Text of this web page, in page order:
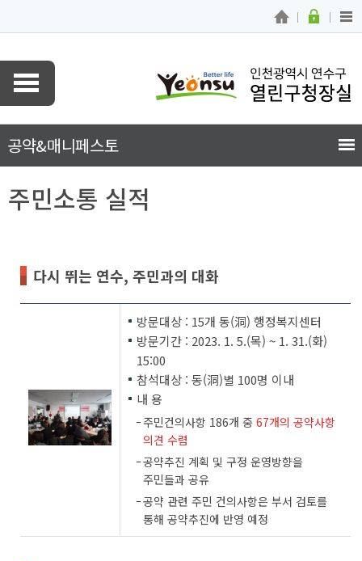
공약&매니페스토
주민소통 실적
다시 뛰는 연수, 주민과의 대화
방문대상 : 15개 동(洞) 행정복지센터
방문기간 : 2023. 1. 5.(목) ~ 1. 31.(화)
15:00
참석대상 : 동(洞)별 100명 이내
내 용
주민건의사항 186개 중67개의 공약사항
의견 수렴
공약추진 계획 및 구정 운영방향을
주민들과 공유
공약 관련 주민 건의사항은 부서 검토를
통해 공약추진에 반영 예정